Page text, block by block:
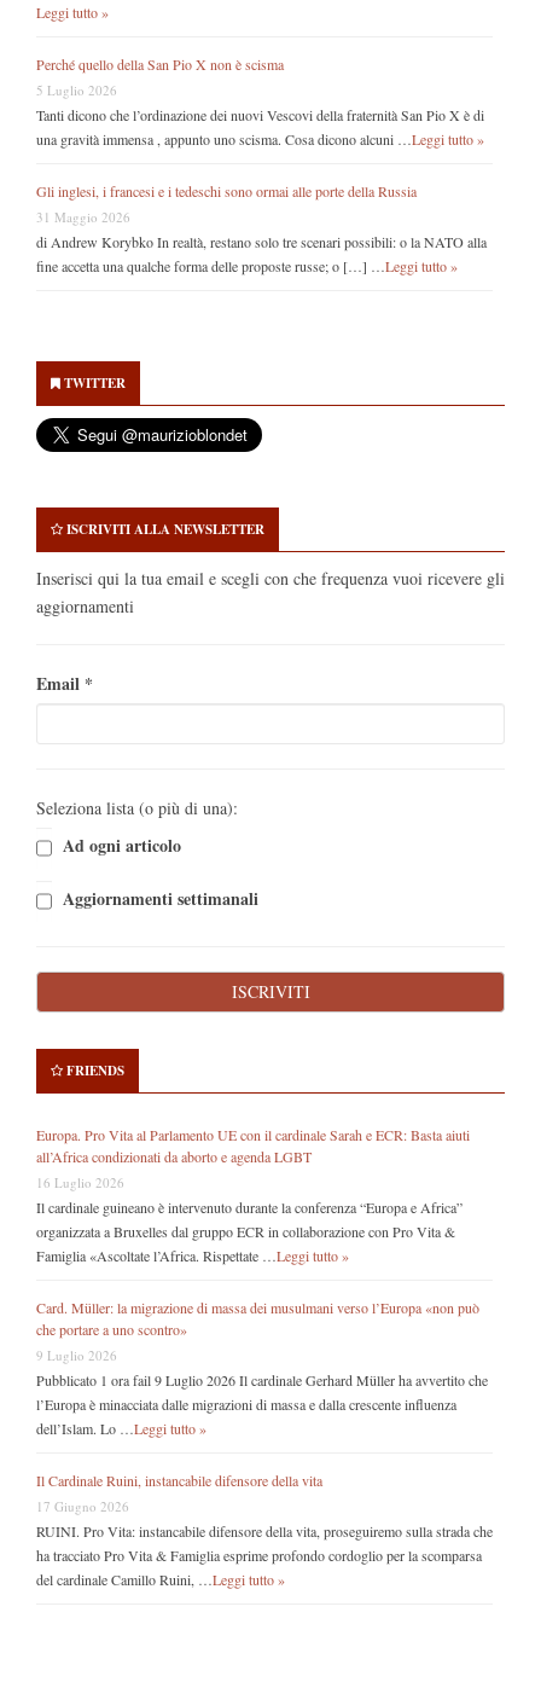
Leggi tutto »
Perché quello della San Pio X non è scisma
5 Luglio 2026
Tanti dicono che l’ordinazione dei nuovi Vescovi della fraternità San Pio X è di
una gravità immensa , appunto uno scisma. Cosa dicono alcuni … Leggi tutto »
Gli inglesi, i francesi e i tedeschi sono ormai alle porte della Russia
31 Maggio 2026
di Andrew Korybko In realtà, restano solo tre scenari possibili: o la NATO alla
fine accetta una qualche forma delle proposte russe; o […] … Leggi tutto »
Sidebar
TWITTER
ISCRIVITI ALLA NEWSLETTER
Inserisci qui la tua email e scegli con che frequenza vuoi ricevere gli
aggiornamenti
Email *
Seleziona lista (o più di una):
Ad ogni articolo
Aggiornamenti settimanali
FRIENDS
Europa. Pro Vita al Parlamento UE con il cardinale Sarah e ECR: Basta aiuti
all’Africa condizionati da aborto e agenda LGBT
16 Luglio 2026
Il cardinale guineano è intervenuto durante la conferenza “Europa e Africa”
organizzata a Bruxelles dal gruppo ECR in collaborazione con Pro Vita &
Famiglia «Ascoltate l’Africa. Rispettate … Leggi tutto »
Card. Müller: la migrazione di massa dei musulmani verso l’Europa «non può
che portare a uno scontro»
9 Luglio 2026
Pubblicato 1 ora fail 9 Luglio 2026 Il cardinale Gerhard Müller ha avvertito che
l’Europa è minacciata dalle migrazioni di massa e dalla crescente influenza
dell’Islam. Lo … Leggi tutto »
Il Cardinale Ruini, instancabile difensore della vita
17 Giugno 2026
RUINI. Pro Vita: instancabile difensore della vita, proseguiremo sulla strada che
ha tracciato Pro Vita & Famiglia esprime profondo cordoglio per la scomparsa
del cardinale Camillo Ruini, … Leggi tutto »